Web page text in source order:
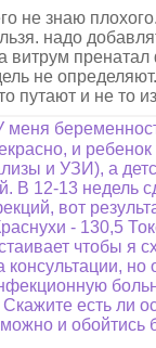
не знаю плохого.
надо
витрум пренатал
не
путают и не то
меня
и
и УЗИ), а
В 12-13 недель
вот
- 130,5
чтобы я
консультации, но
Скажите есть ли
и обойтись